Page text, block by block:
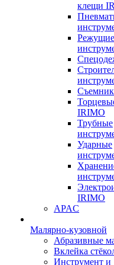
клещи
Режущие
IRIMO
Трубные
Ударные
IRIMO
APAC
Малярно-кузовной
Абразивные
Вклейка
Инструмент и